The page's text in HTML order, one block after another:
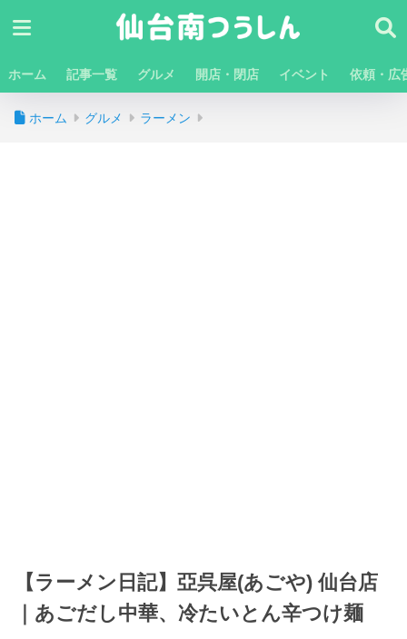
ホーム 記事一覧 グルメ 開店・閉店 イベント 依頼・広
ホーム グルメ ラーメン
【ラーメン日記】亞呉屋(あごや) 仙台店
｜あごだし中華、冷たいとん辛つけ麺